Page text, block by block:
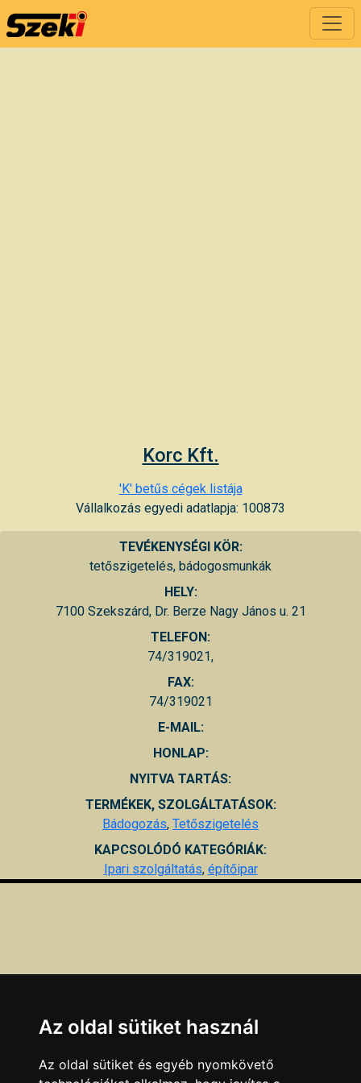
Korc Kft.
'K' betűs cégek listája
Vállalkozás egyedi adatlapja: 100873
TEVÉKENYSÉGI KÖR:
tetőszigetelés, bádogosmunkák
HELY:
7100 Szekszárd, Dr. Berze Nagy János u. 21
TELEFON:
74/319021,
FAX:
74/319021
E-MAIL:
HONLAP:
NYITVA TARTÁS:
TERMÉKEK, SZOLGÁLTATÁSOK:
Bádogozás, Tetőszigetelés
KAPCSOLÓDÓ KATEGÓRIÁK:
Ipari szolgáltatás, építőipar
Az oldal sütiket használ
Az oldal sütiket és egyéb nyomkövető